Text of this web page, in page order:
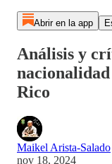
Abrir en la app
Análisis y
Rico
Maikel Arista-Salado
nov 18, 2024